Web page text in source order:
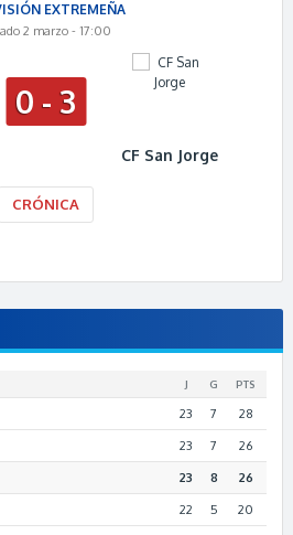
EXTREMEÑA
2 marzo - 17:00
0 - 3
CF San Jorge
CRÓNICA
J G PTS
23 7 28
23 7 26
23 8 26
22 5 20